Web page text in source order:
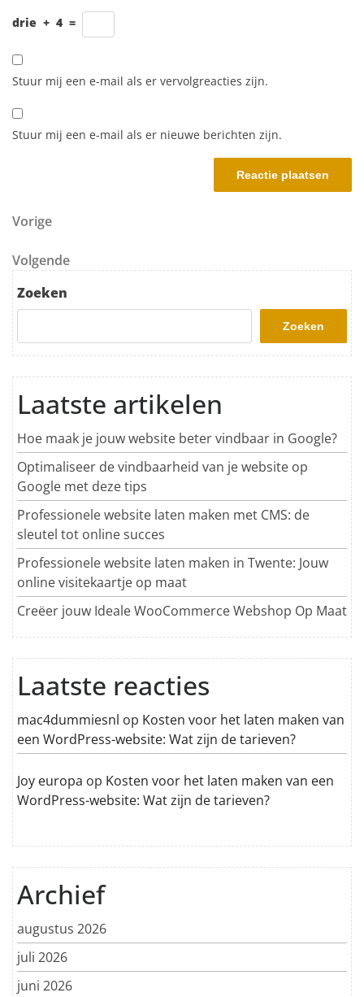
drie + 4 =
Stuur mij een e-mail als er vervolgreacties zijn.
Stuur mij een e-mail als er nieuwe berichten zijn.
Berichtnavigatie
Vorig bericht
Vorige
Volgend bericht
Volgende
Zoeken
Zoeken
Laatste artikelen
Hoe maak je jouw website beter vindbaar in Google?
Optimaliseer de vindbaarheid van je website op
Google met deze tips
Professionele website laten maken met CMS: de
sleutel tot online succes
Professionele website laten maken in Twente: Jouw
online visitekaartje op maat
Creëer jouw Ideale WooCommerce Webshop Op Maat
Laatste reacties
mac4dummiesnl op Kosten voor het laten maken van
een WordPress-website: Wat zijn de tarieven?
Joy europa op Kosten voor het laten maken van een
WordPress-website: Wat zijn de tarieven?
Archief
augustus 2026
juli 2026
juni 2026